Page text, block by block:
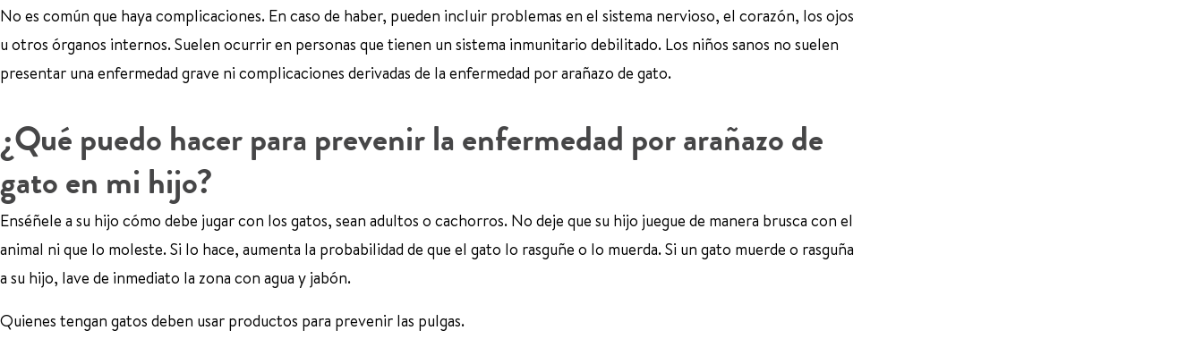
No es común que haya complicaciones. En caso de haber, pueden incluir problemas en el sistema nervioso, el corazón, los ojos
u otros órganos internos. Suelen ocurrir en personas que tienen un sistema inmunitario debilitado. Los niños sanos no suelen
presentar una enfermedad grave ni complicaciones derivadas de la enfermedad por arañazo de gato.
¿Qué puedo hacer para prevenir la enfermedad por arañazo de
gato en mi hijo?
Enséñele a su hijo cómo debe jugar con los gatos, sean adultos o cachorros. No deje que su hijo juegue de manera brusca con el
animal ni que lo moleste. Si lo hace, aumenta la probabilidad de que el gato lo rasguñe o lo muerda. Si un gato muerde o rasguña
a su hijo, lave de inmediato la zona con agua y jabón.
Quienes tengan gatos deben usar productos para prevenir las pulgas.